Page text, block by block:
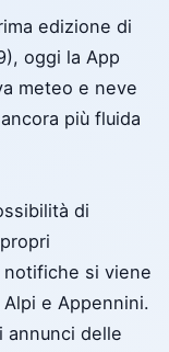
edizione di
oggi la App
meteo e neve
più fluida
di
si viene
e Appennini.
annunci delle